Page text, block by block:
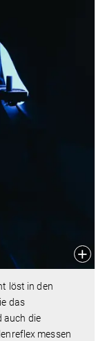
löst in den
das
auch die
messen